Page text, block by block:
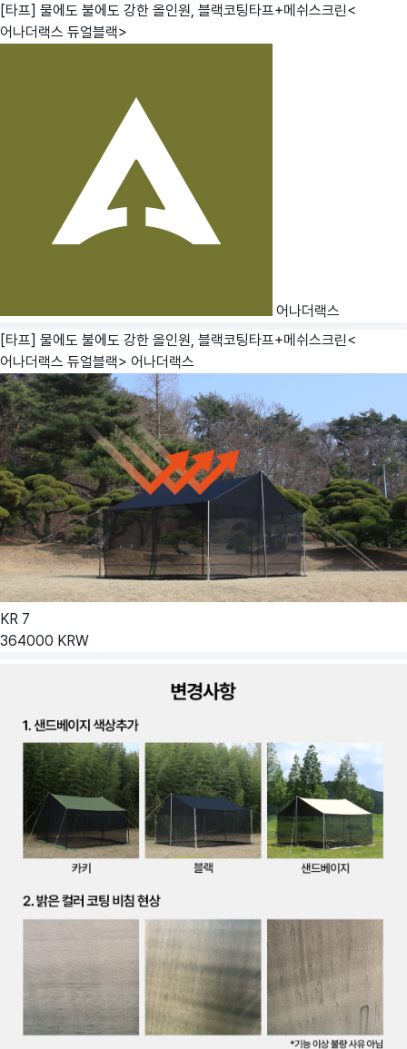
[타프] 물에도 불에도 강한 올인원, 블랙코팅타프+메쉬스크린<
어나더랙스 듀얼블랙>
어나더랙스
[타프] 물에도 불에도 강한 올인원, 블랙코팅타프+메쉬스크린<
어나더랙스 듀얼블랙> 어나더랙스
KR 7
364000 KRW